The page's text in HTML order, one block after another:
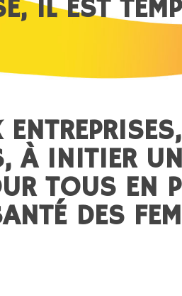
IL EST
À INITIER
TOUS EN
DES